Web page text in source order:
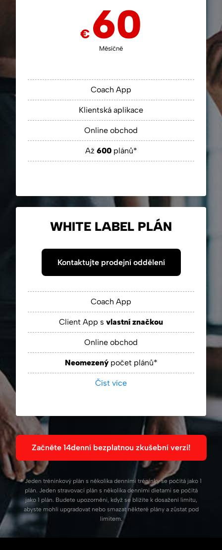
€ 60
Měsíčně
Coach App
Klientská aplikace
Online obchod
Až 600plánů*
WHITE LABEL PLÁN
Kontaktujte prodejní oddělení
Coach App
Client App s vlastní značkou
Online obchod
Neomezenýpočet plánů*
Číst více
Začněte 14denní bezplatnou zkušební verzi!
* Jeden tréninkový plán s několika denními tréninky se počítá jako 1
plán. Jeden stravovací plán s několika denními dietami se počítá
jako 1 plán. Budete upozorněni, když se blížíte k dosažení limitu,
abyste mohli upgradovat nebo smazat některé plány a zůstat pod
limitem.